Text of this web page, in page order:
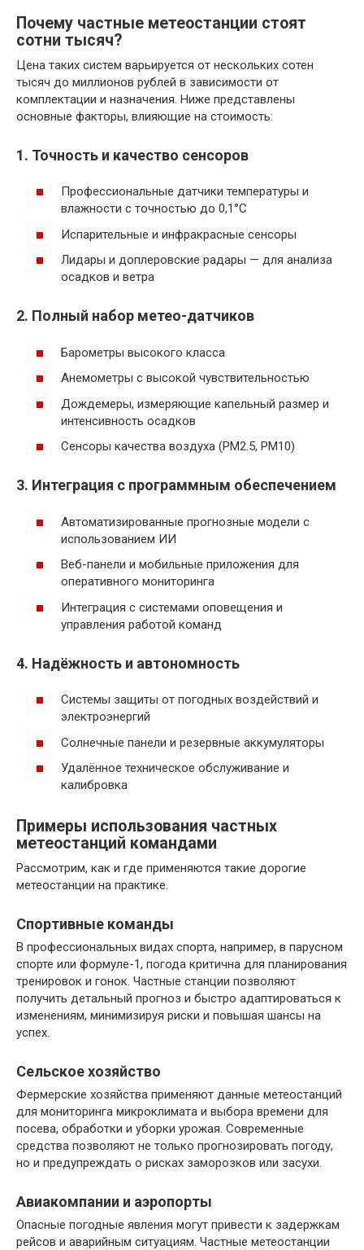
Почему частные метеостанции стоят
сотни тысяч?
Цена таких систем варьируется от нескольких сотен
тысяч до миллионов рублей в зависимости от
комплектации и назначения. Ниже представлены
основные факторы, влияющие на стоимость:
1. Точность и качество сенсоров
Профессиональные датчики температуры и
влажности с точностью до 0,1°C
Испарительные и инфракрасные сенсоры
Лидары и доплеровские радары — для анализа
осадков и ветра
2. Полный набор метео-датчиков
Барометры высокого класса
Анемометры с высокой чувствительностью
Дождемеры, измеряющие капельный размер и
интенсивность осадков
Сенсоры качества воздуха (PM2.5, PM10)
3. Интеграция с программным обеспечением
Автоматизированные прогнозные модели с
использованием ИИ
Веб-панели и мобильные приложения для
оперативного мониторинга
Интеграция с системами оповещения и
управления работой команд
4. Надёжность и автономность
Системы защиты от погодных воздействий и
электроэнергий
Солнечные панели и резервные аккумуляторы
Удалённое техническое обслуживание и
калибровка
Примеры использования частных
метеостанций командами
Рассмотрим, как и где применяются такие дорогие
метеостанции на практике.
Спортивные команды
В профессиональных видах спорта, например, в парусном
спорте или формуле-1, погода критична для планирования
тренировок и гонок. Частные станции позволяют
получить детальный прогноз и быстро адаптироваться к
изменениям, минимизируя риски и повышая шансы на
успех.
Сельское хозяйство
Фермерские хозяйства применяют данные метеостанций
для мониторинга микроклимата и выбора времени для
посева, обработки и уборки урожая. Современные
средства позволяют не только прогнозировать погоду,
но и предупреждать о рисках заморозков или засухи.
Авиакомпании и аэропорты
Опасные погодные явления могут привести к задержкам
рейсов и аварийным ситуациям. Частные метеостанции